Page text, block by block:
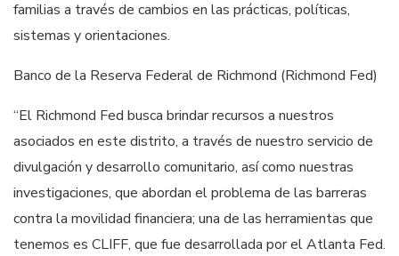
familias a través de cambios en las prácticas, políticas,
sistemas y orientaciones.
Banco de la Reserva Federal de Richmond (Richmond Fed)
“El Richmond Fed busca brindar recursos a nuestros
asociados en este distrito, a través de nuestro servicio de
divulgación y desarrollo comunitario, así como nuestras
investigaciones, que abordan el problema de las barreras
contra la movilidad financiera; una de las herramientas que
tenemos es CLIFF, que fue desarrollada por el Atlanta Fed.